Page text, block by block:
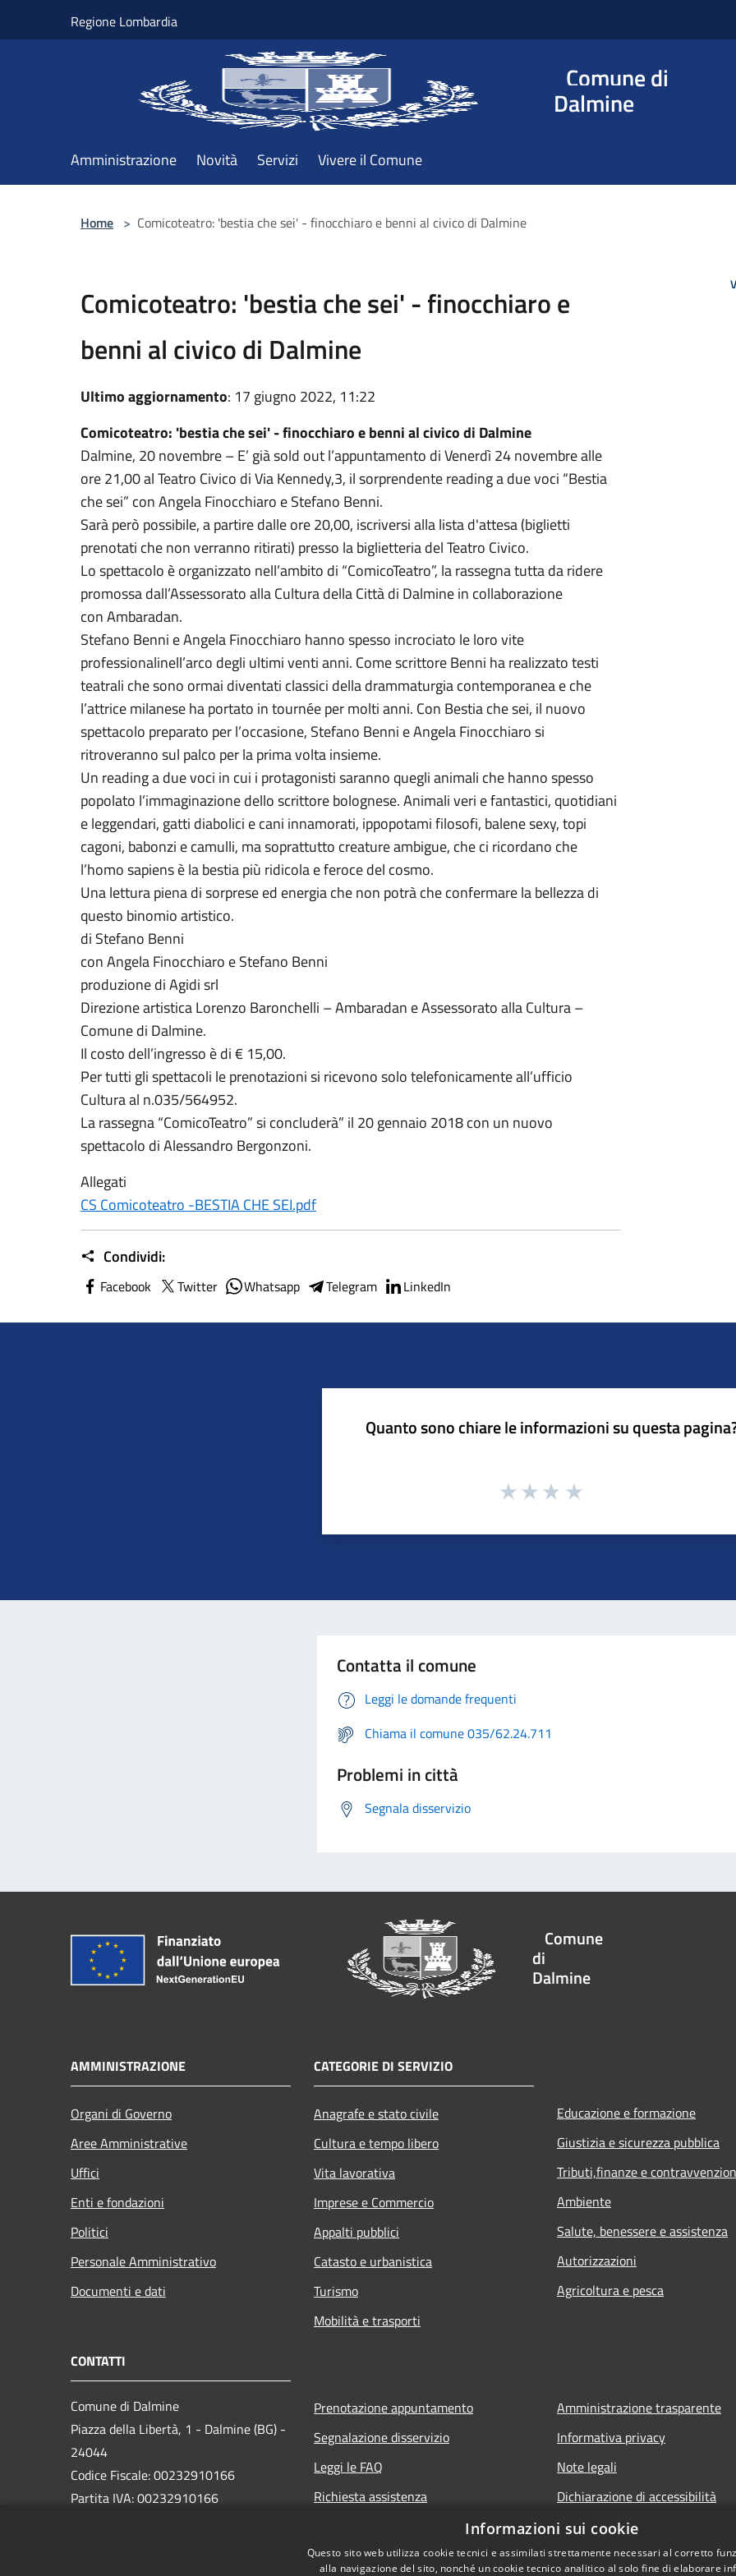
Regione Lombardia
Comune di
Dalmine
Amministrazione Novità Servizi Vivere il Comune
Home > Comicoteatro: 'bestia che sei' - finocchiaro e benni al civico di Dalmine
Comicoteatro: 'bestia che sei' - finocchiaro e
benni al civico di Dalmine
Ultimo aggiornamento: 17 giugno 2022, 11:22
Comicoteatro: 'bestia che sei' - finocchiaro e benni al civico di Dalmine
Dalmine, 20 novembre – E’ già sold out l’appuntamento di Venerdì 24 novembre alle
ore 21,00 al Teatro Civico di Via Kennedy,3, il sorprendente reading a due voci “Bestia
che sei” con Angela Finocchiaro e Stefano Benni.
Sarà però possibile, a partire dalle ore 20,00, iscriversi alla lista d'attesa (biglietti
prenotati che non verranno ritirati) presso la biglietteria del Teatro Civico.
Lo spettacolo è organizzato nell’ambito di “ComicoTeatro”, la rassegna tutta da ridere
promossa dall’Assessorato alla Cultura della Città di Dalmine in collaborazione
con Ambaradan.
Stefano Benni e Angela Finocchiaro hanno spesso incrociato le loro vite
professionalinell’arco degli ultimi venti anni. Come scrittore Benni ha realizzato testi
teatrali che sono ormai diventati classici della drammaturgia contemporanea e che
l’attrice milanese ha portato in tournée per molti anni. Con Bestia che sei, il nuovo
spettacolo preparato per l’occasione, Stefano Benni e Angela Finocchiaro si
ritroveranno sul palco per la prima volta insieme.
Un reading a due voci in cui i protagonisti saranno quegli animali che hanno spesso
popolato l’immaginazione dello scrittore bolognese. Animali veri e fantastici, quotidiani
e leggendari, gatti diabolici e cani innamorati, ippopotami filosofi, balene sexy, topi
cagoni, babonzi e camulli, ma soprattutto creature ambigue, che ci ricordano che
l’homo sapiens è la bestia più ridicola e feroce del cosmo.
Una lettura piena di sorprese ed energia che non potrà che confermare la bellezza di
questo binomio artistico.
di Stefano Benni
con Angela Finocchiaro e Stefano Benni
produzione di Agidi srl
Direzione artistica Lorenzo Baronchelli – Ambaradan e Assessorato alla Cultura –
Comune di Dalmine.
Il costo dell’ingresso è di € 15,00.
Per tutti gli spettacoli le prenotazioni si ricevono solo telefonicamente all’ufficio
Cultura al n.035/564952.
La rassegna “ComicoTeatro” si concluderà” il 20 gennaio 2018 con un nuovo
spettacolo di Alessandro Bergonzoni.
Allegati
CS Comicoteatro -BESTIA CHE SEI.pdf
Condividi:
Facebook Twitter Whatsapp Telegram LinkedIn
Quanto sono chiare le informazioni su questa
Contatta il comune
Leggi le domande frequenti
Chiama il comune 035/62.24.711
Problemi in città
Segnala disservizio
Comune
di
Dalmine
AMMINISTRAZIONE
Organi di Governo
Aree Amministrative
Uffici
Enti e fondazioni
Politici
Personale Amministrativo
Documenti e dati
CATEGORIE DI SERVIZIO
Anagrafe e stato civile
Cultura e tempo libero
Vita lavorativa
Imprese e Commercio
Appalti pubblici
Catasto e urbanistica
Turismo
Mobilità e trasporti
Educazione e formazione
Giustizia e sicurezza pubblica
Tributi,finanze e
Ambiente
Salute, benessere e assistenza
Autorizzazioni
Agricoltura e pesca
CONTATTI
Comune di Dalmine
Piazza della Libertà, 1 - Dalmine (BG) -
24044
Codice Fiscale: 00232910166
Partita IVA: 00232910166
Prenotazione appuntamento
Segnalazione disservizio
Leggi le FAQ
Richiesta assistenza
Amministrazione trasparente
Informativa privacy
Note legali
Dichiarazione di accessibilità
Piano di miglioramento del sito
Informazioni sui cookie
Questo sito web utilizza cookie tecnici e assimilati strettamente necessari al corretto
alla navigazione del sito, nonché un cookie tecnico analitico al solo fine di elaborare